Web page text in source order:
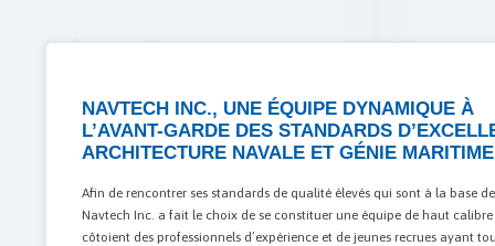
NAVTECH INC., UNE ÉQUIPE DYNAMIQUE À
L’AVANT-GARDE DES STANDARDS
ARCHITECTURE NAVALE ET GÉNIE
Afin de rencontrer ses standards de qualité élevés qui sont à la base
Navtech Inc. a fait le choix de se constituer une équipe de haut calibre
côtoient des professionnels d’expérience et de jeunes recrues ayant